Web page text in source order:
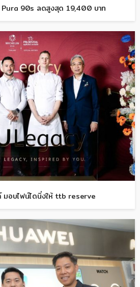
Pura 90s ลดสูงสุด 19,400 บาท
มอบไฟน์ไดนิ่งให้ ttb reserve